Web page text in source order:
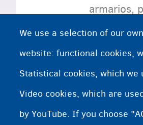
armarios,
¿Necesita
We use a selection of our
website: functional cookies,
Statistical cookies, which we
Video cookies, which are
by YouTube. If you choose